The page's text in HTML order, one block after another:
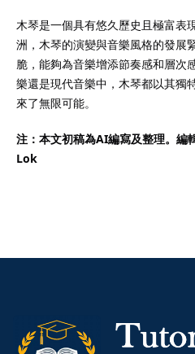
木琴是一個具有悠久歷史且極富表
洲，木琴的演變與音樂風格的發展
脆，能夠為音樂增添節奏感和層次
樂還是現代音樂中，木琴都以其獨
來了無限可能。
注：本文初稿為AI編寫及整理。編
Lok